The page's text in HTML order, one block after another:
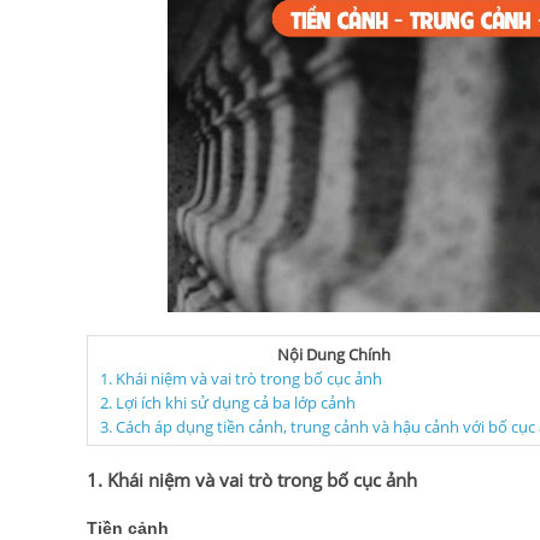
Nội Dung Chính
1. Khái niệm và vai trò trong bố cục ảnh
2. Lợi ích khi sử dụng cả ba lớp cảnh
3. Cách áp dụng tiền cảnh, trung cảnh và hậu cảnh với bố cục
1. Khái niệm và vai trò trong bố cục ảnh
Tiền cảnh